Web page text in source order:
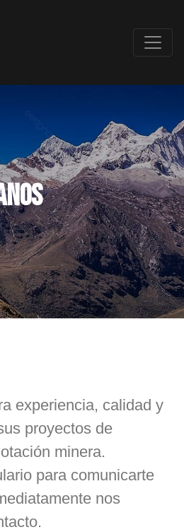
experiencia, calidad y
proyectos de
minera.
para comunicarte
nos